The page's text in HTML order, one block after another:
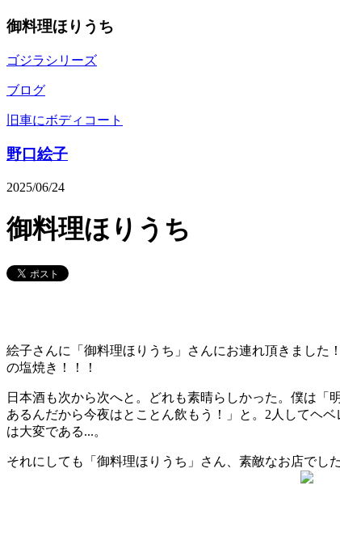
御料理ほりうち
ゴジラシリーズ
ブログ
旧車にボディコート
野口絵子
2025/06/24
御料理ほりうち
絵子さんに「御料理ほりうち」さんにお連れ頂きまし
の塩焼き！！！
日本酒も次から次へと。どれも素晴らしかった。僕は
あるんだから今夜はとことん飲もう！」と。2人してヘ
は大変である...。
それにしても「御料理ほりうち」さん、素敵なお店でし